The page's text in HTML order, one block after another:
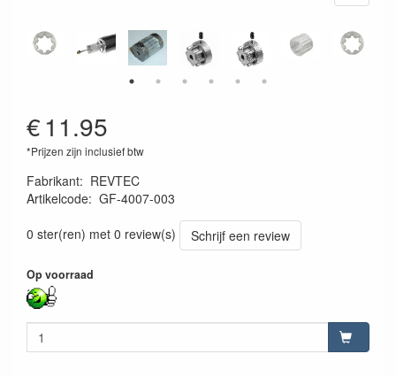
€11.95
*Prijzen zijn inclusief btw
Fabrikant: REVTEC
Artikelcode: GF-4007-003
0 ster(ren) met 0 review(s)
Schrijf een review
Op voorraad